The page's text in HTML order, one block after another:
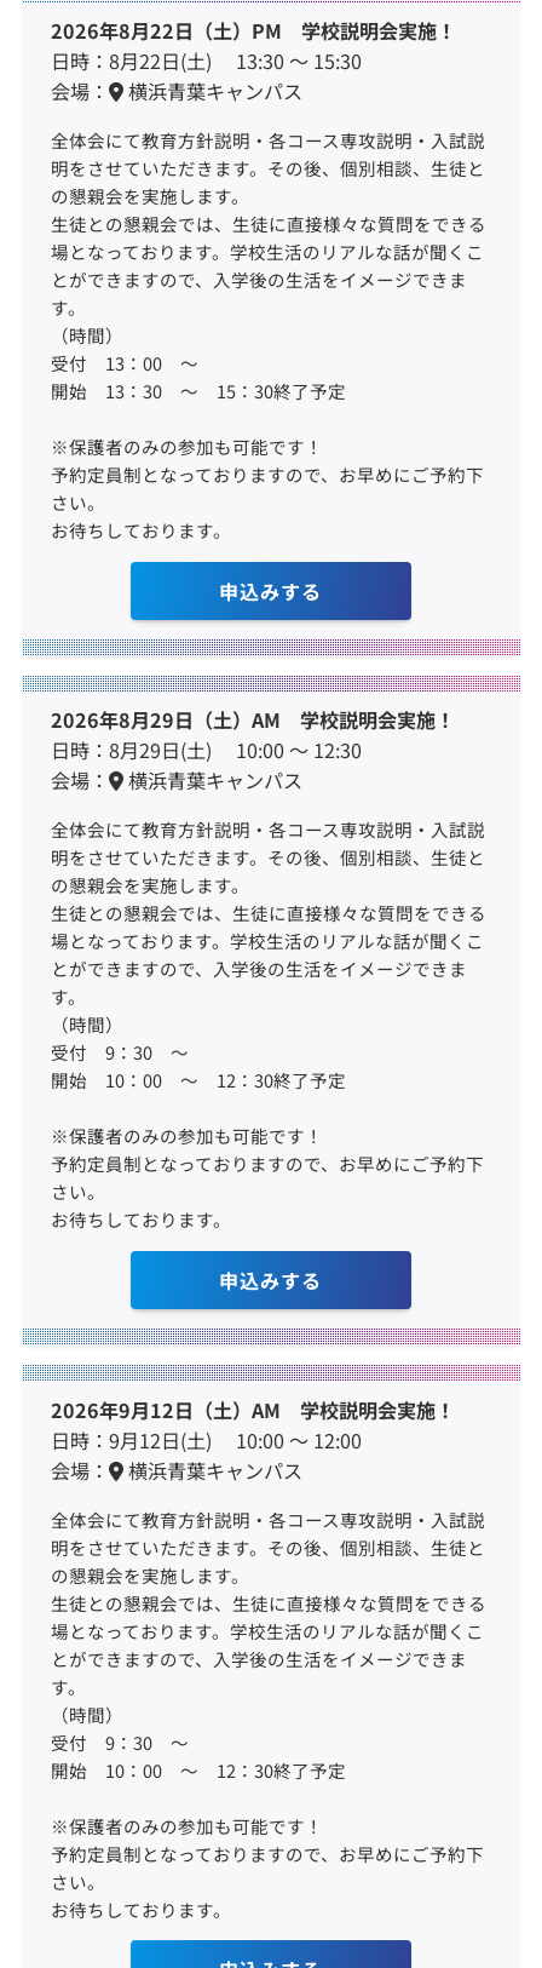
2026年8月22日（土）PM 学校説明会実施！
日時：8月22日(土) 13:30 ～ 15:30
会場：
横浜青葉キャンパス
全体会にて教育方針説明・各コース専攻説明・入試説
明をさせていただきます。その後、個別相談、生徒と
の懇親会を実施します。
生徒との懇親会では、生徒に直接様々な質問をできる
場となっております。学校生活のリアルな話が聞くこ
とができますので、入学後の生活をイメージできま
す。
（時間）
受付 13：00 ～
開始 13：30 ～ 15：30終了予定
※保護者のみの参加も可能です！
予約定員制となっておりますので、お早めにご予約下
さい。
お待ちしております。
申込みする
2026年8月29日（土）AM 学校説明会実施！
日時：8月29日(土) 10:00 ～ 12:30
会場：
横浜青葉キャンパス
全体会にて教育方針説明・各コース専攻説明・入試説
明をさせていただきます。その後、個別相談、生徒と
の懇親会を実施します。
生徒との懇親会では、生徒に直接様々な質問をできる
場となっております。学校生活のリアルな話が聞くこ
とができますので、入学後の生活をイメージできま
す。
（時間）
受付 9：30 ～
開始 10：00 ～ 12：30終了予定
※保護者のみの参加も可能です！
予約定員制となっておりますので、お早めにご予約下
さい。
お待ちしております。
申込みする
2026年9月12日（土）AM 学校説明会実施！
日時：9月12日(土) 10:00 ～ 12:00
会場：
横浜青葉キャンパス
全体会にて教育方針説明・各コース専攻説明・入試説
明をさせていただきます。その後、個別相談、生徒と
の懇親会を実施します。
生徒との懇親会では、生徒に直接様々な質問をできる
場となっております。学校生活のリアルな話が聞くこ
とができますので、入学後の生活をイメージできま
す。
（時間）
受付 9：30 ～
開始 10：00 ～ 12：30終了予定
※保護者のみの参加も可能です！
予約定員制となっておりますので、お早めにご予約下
さい。
お待ちしております。